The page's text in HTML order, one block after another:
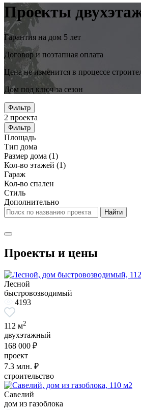
Проекты
Гарантия на дом 5 лет
Договор и поэтапная оплата
Цена не изменится в процессе
Дом под ключ за сезон
Фильтр
2 проекта
Фильтр
Площадь
Тип дома
Размер дома (1)
Кол-во этажей (1)
Гараж
Кол-во спален
Стиль
Дополнительно
Проекты и цены
Лесной
быстровозводимый
4193
112 м2
двухэтажный
168 000 ₽
проект
7.3 млн. ₽
строительство
Савелий
дом из газоблока